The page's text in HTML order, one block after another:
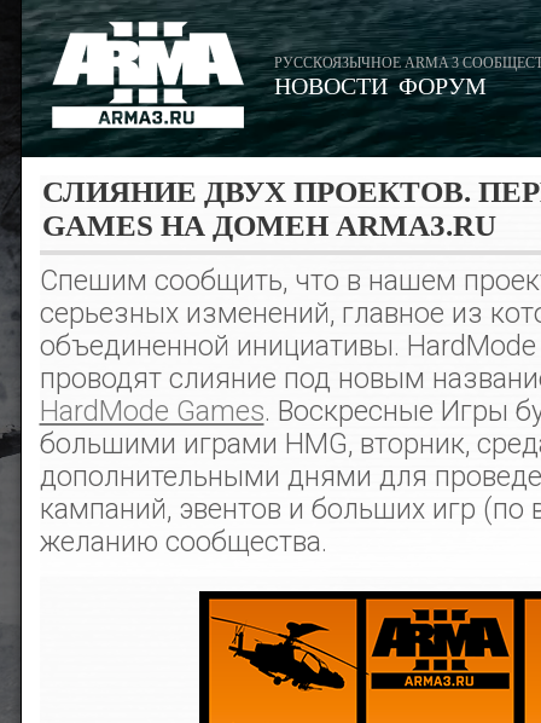
РУССКОЯЗЫЧНОЕ ARMA 3
НОВОСТИ ФОРУМ
СЛИЯНИЕ ДВУХ ПРОЕКТОВ.
GAMES НА ДОМЕН ARMA3.RU
Спешим сообщить, что в нашем
серьезных изменений, главное из
объединенной инициативы. HardMode
проводят слияние под новым
HardMode Games. Воскресные Игры
большими играми HMG, вторник,
дополнительными днями для
кампаний, эвентов и больших игр (по
желанию сообщества.